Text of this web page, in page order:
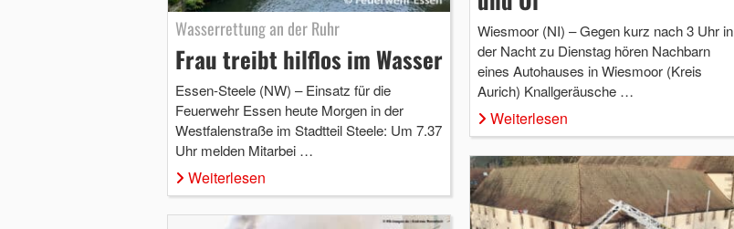
Wasserrettung an der Ruhr
Frau treibt hilflos im Wasser
Essen-Steele (NW) – Einsatz für die
Feuerwehr Essen heute Morgen in der
Westfalenstraße im Stadtteil Steele: Um 7.37
Uhr melden Mitarbei …
Weiterlesen
Wiesmoor (NI) – Gegen kurz nach 3 Uhr in
der Nacht zu Dienstag hören Nachbarn
eines Autohauses in Wiesmoor (Kreis
Aurich) Knallgeräusche …
Weiterlesen